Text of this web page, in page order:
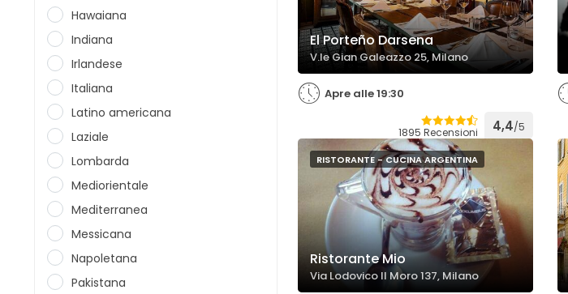
Hawaiana
Indiana
Irlandese
Italiana
Latino americana
Laziale
Lombarda
Mediorientale
Mediterranea
Messicana
Napoletana
Pakistana
El Porteño Darsena
V.le Gian Galeazzo 25, Milano
Apre alle 19:30
1895 Recensioni 4,4/5
RISTORANTE - CUCINA ARGENTINA
Ristorante Mio
Via Lodovico Il Moro 137, Milano